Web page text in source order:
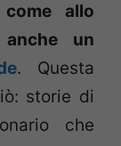
allo
un
. Questa
storie di
che